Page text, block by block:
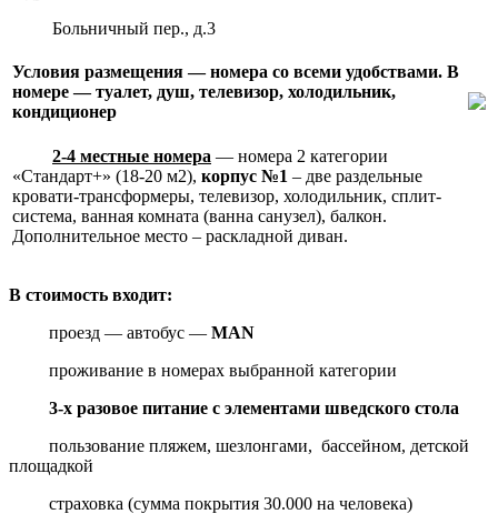
Больничный пер., д.3
Условия размещения — номера со всеми удобствами. В
номере —туалет, душ, телевизор, холодильник,
кондиционер
2-4 местные номера — номера 2 категории
«Стандарт+» (18-20 м2), корпус №1 – две раздельные
кровати-трансформеры, телевизор, холодильник, сплит-
система, ванная комната (ванна санузел), балкон.
Дополнительное место – раскладной диван.
В стоимость входит:
проезд — автобус — MAN
проживание в номерах выбранной категории
3-х разовое питание с элементами шведского стола
пользование пляжем, шезлонгами, бассейном, детской
площадкой
страховка (сумма покрытия 30.000 на человека)